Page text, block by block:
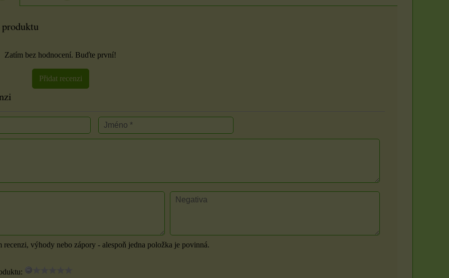
Zatím bez hodnocení. Buďte první!
Přidat recenzi
recenzi, výhody nebo zápory - alespoň jedna položka je povinná.
zvolte vůni a...
Samolepky na knoty
Nálepky knotu jsou
oboustranné lepicí kolečka,
Organzové sáčky najdou